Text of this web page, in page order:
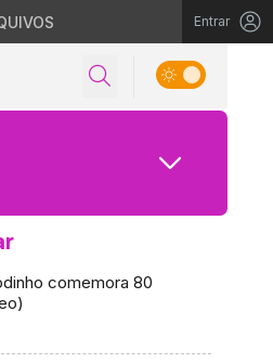
Entrar
comemora 80